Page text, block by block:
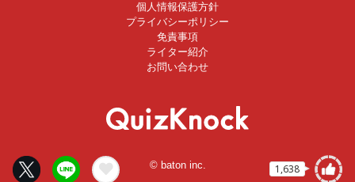
1,638
個人情報保護方針
プライバシーポリシー
免責事項
ライター紹介
お問い合わせ
© baton inc.